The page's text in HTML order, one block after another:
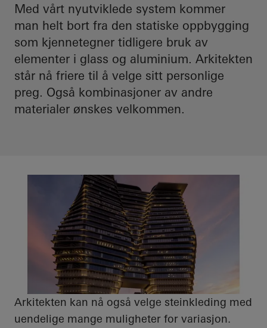
Med vårt nyutviklede system kommer
man helt bort fra den statiske oppbygging
som kjennetegner tidligere bruk av
elementer i glass og aluminium. Arkitekten
står nå friere til å velge sitt personlige
preg. Også kombinasjoner av andre
materialer ønskes velkommen.
Arkitekten kan nå også velge steinkleding med
uendelige mange muligheter for variasjon.